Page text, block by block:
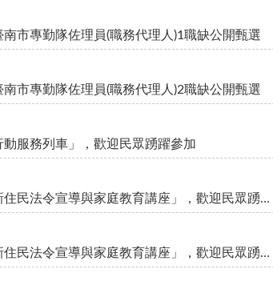
市專勤隊佐理員(職務代理人)1職缺公開甄選
市專勤隊佐理員(職務代理人)2職缺公開甄選
服務列車」，歡迎民眾踴躍參加
內政部移民署中區事務大隊舉辦115年8月份「新住民法令宣導與家庭教育講座」，歡迎民眾踴躍參加
內政部移民署南區事務大隊舉辦115年8月份「新住民法令宣導與家庭教育講座」，歡迎民眾踴躍參加